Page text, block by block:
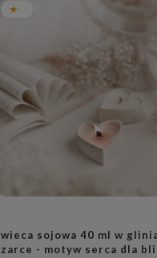
sojowa 40 ml w
- motyw serca dla